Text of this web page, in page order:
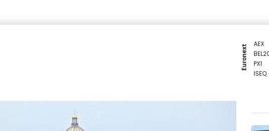
Euronext
AEX
PX1
ISEQ